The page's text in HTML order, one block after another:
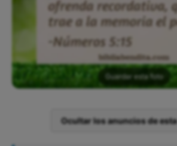
Guardar esta foto
Ocultar los anuncios de